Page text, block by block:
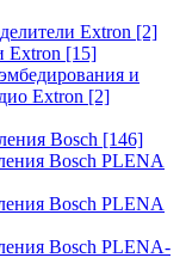
Extron [2]
Extron [15]
и
Extron [2]
Bosch [146]
Bosch PLENA
Bosch PLENA
Bosch PLENA-